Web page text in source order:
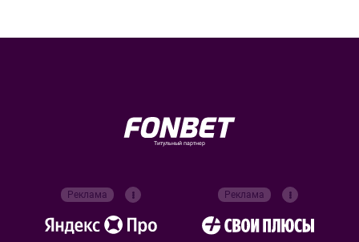
Титульный партнер
Реклама Реклама